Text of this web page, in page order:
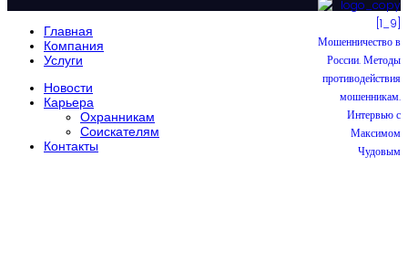
Главная
Компания
Услуги
Новости
Карьера
Охранникам
Соискателям
Контакты